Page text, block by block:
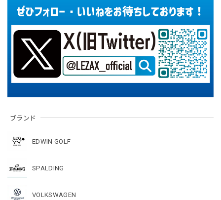
ブランド
EDWIN GOLF
SPALDING
VOLKSWAGEN